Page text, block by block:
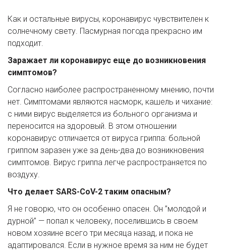
Как и остальные вирусы, коронавирус чувствителен к
солнечному свету. Пасмурная погода прекрасно им
подходит.
Заражает ли коронавирус еще до возникновения
симптомов?
Согласно наиболее распространенному мнению, почти
нет. Симптомами являются насморк, кашель и чихание:
с ними вирус выделяется из больного организма и
переносится на здоровый. В этом отношении
коронавирус отличается от вируса гриппа: больной
гриппом заразен уже за день-два до возникновения
симптомов. Вирус гриппа легче распространяется по
воздуху.
Что делает SARS-CoV-2 таким опасным?
Я не говорю, что он особенно опасен. Он ”молодой и
дурной” — попал к человеку, поселившись в своем
новом хозяине всего три месяца назад, и пока не
адаптировался. Если в нужное время за ним не будет